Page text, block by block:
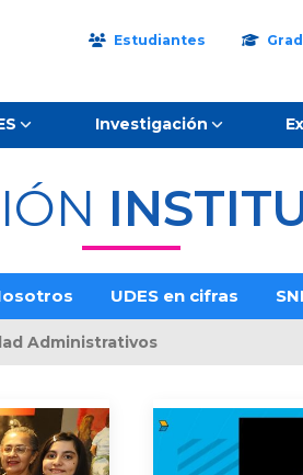
Estudiantes
Investigación
UDES en cifras
Administrativos